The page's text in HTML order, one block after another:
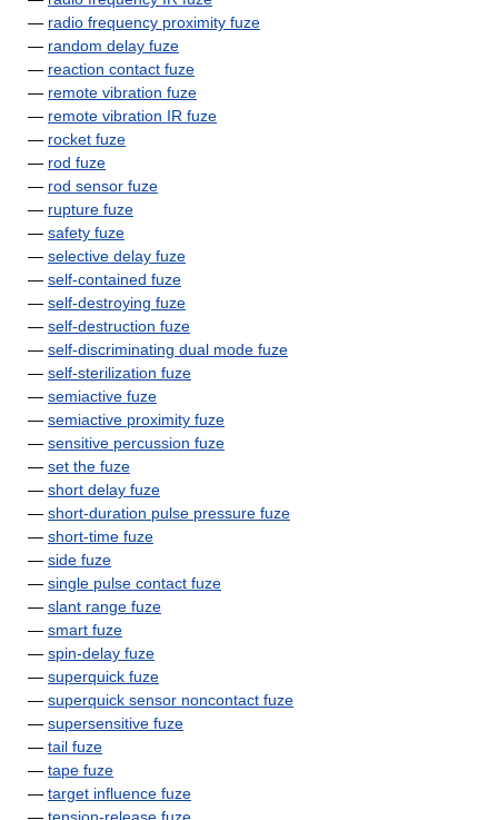
— radio frequency proximity fuze
— random delay fuze
— reaction contact fuze
— remote vibration fuze
— remote vibration IR fuze
— rocket fuze
— rod fuze
— rod sensor fuze
— rupture fuze
— safety fuze
— selective delay fuze
— self-contained fuze
— self-destroying fuze
— self-destruction fuze
— self-discriminating dual mode fuze
— self-sterilization fuze
— semiactive fuze
— semiactive proximity fuze
— sensitive percussion fuze
— set the fuze
— short delay fuze
— short-duration pulse pressure fuze
— short-time fuze
— side fuze
— single pulse contact fuze
— slant range fuze
— smart fuze
— spin-delay fuze
— superquick fuze
— superquick sensor noncontact fuze
— supersensitive fuze
— tail fuze
— tape fuze
— target influence fuze